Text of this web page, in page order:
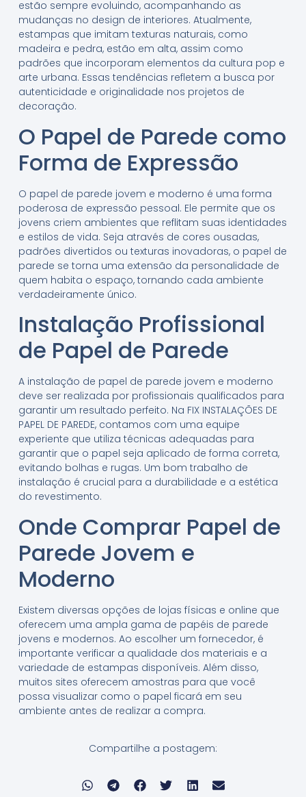
estão sempre evoluindo, acompanhando as
mudanças no design de interiores. Atualmente,
estampas que imitam texturas naturais, como
madeira e pedra, estão em alta, assim como
padrões que incorporam elementos da cultura pop e
arte urbana. Essas tendências refletem a busca por
autenticidade e originalidade nos projetos de
decoração.
O Papel de Parede como
Forma de Expressão
O papel de parede jovem e moderno é uma forma
poderosa de expressão pessoal. Ele permite que os
jovens criem ambientes que reflitam suas identidades
e estilos de vida. Seja através de cores ousadas,
padrões divertidos ou texturas inovadoras, o papel de
parede se torna uma extensão da personalidade de
quem habita o espaço, tornando cada ambiente
verdadeiramente único.
Instalação Profissional
de Papel de Parede
A instalação de papel de parede jovem e moderno
deve ser realizada por profissionais qualificados para
garantir um resultado perfeito. Na FIX INSTALAÇÕES DE
PAPEL DE PAREDE, contamos com uma equipe
experiente que utiliza técnicas adequadas para
garantir que o papel seja aplicado de forma correta,
evitando bolhas e rugas. Um bom trabalho de
instalação é crucial para a durabilidade e a estética
do revestimento.
Onde Comprar Papel de
Parede Jovem e
Moderno
Existem diversas opções de lojas físicas e online que
oferecem uma ampla gama de papéis de parede
jovens e modernos. Ao escolher um fornecedor, é
importante verificar a qualidade dos materiais e a
variedade de estampas disponíveis. Além disso,
muitos sites oferecem amostras para que você
possa visualizar como o papel ficará em seu
ambiente antes de realizar a compra.
Compartilhe a postagem: